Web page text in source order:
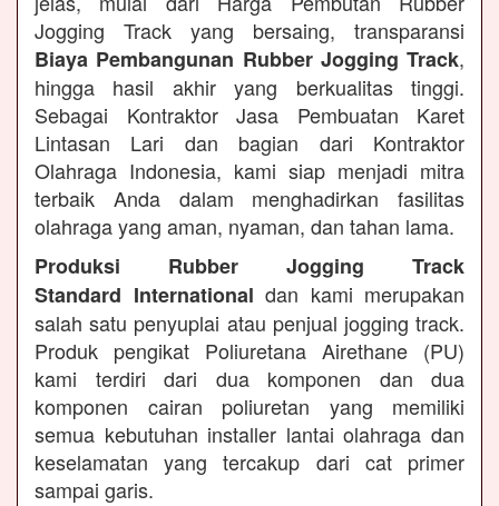
Jogging Track yang bersaing, transparansi
Biaya Pembangunan Rubber Jogging Track,
hingga hasil akhir yang berkualitas tinggi.
Sebagai Kontraktor Jasa Pembuatan Karet
Lintasan Lari dan bagian dari Kontraktor
Olahraga Indonesia, kami siap menjadi mitra
terbaik Anda dalam menghadirkan fasilitas
olahraga yang aman, nyaman, dan tahan lama.
Produksi Rubber Jogging Track
Standard International dan kami merupakan
salah satu penyuplai atau penjual jogging track.
Produk pengikat Poliuretana Airethane (PU)
kami terdiri dari dua komponen dan dua
komponen cairan poliuretan yang memiliki
semua kebutuhan installer lantai olahraga dan
keselamatan yang tercakup dari cat primer
sampai garis.